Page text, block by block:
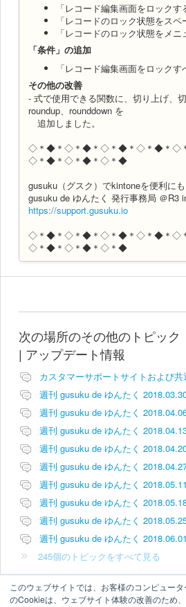
このウェブサイトでは、お客様のコンピュー
のCookieは、ウェブサイト体験の改善のため
「レコード編集画面をロックす
「レコードのロック状態をスペ
「レコードのロック状態をメニ
「条件」の追加
「レコード編集画面をロックす
その他の改善
- 式で使用できる関数に、切り上げ、切
roundup、rounddown を
追加しました。
◇＊◆＊◇＊◆＊◇＊◆＊◇＊◆＊◇
◇＊◆＊◇＊◆＊◇＊◆
gusuku（グスク）でkintoneを便利に
gusuku de ゆんたく 発行事務局 ＠R3
https://support.gusuku.io
◇＊◆＊◇＊◆＊◇＊◆＊◇＊◆＊◇
◇＊◆＊◇＊◆＊◇＊◆
次の場所のその他のトピック
| アップデート情報
カスタマーサポートサイトおよび
週刊 gusuku de ゆんたく
週刊 gusuku de ゆんたく
週刊 gusuku de ゆんたく
週刊 gusuku de ゆんたく
週刊 gusuku de ゆんたく
週刊 gusuku de ゆんたく
週刊 gusuku de ゆんたく
週刊 gusuku de ゆんたく
週刊 gusuku de ゆんたく
245個のトピックをすべて見る